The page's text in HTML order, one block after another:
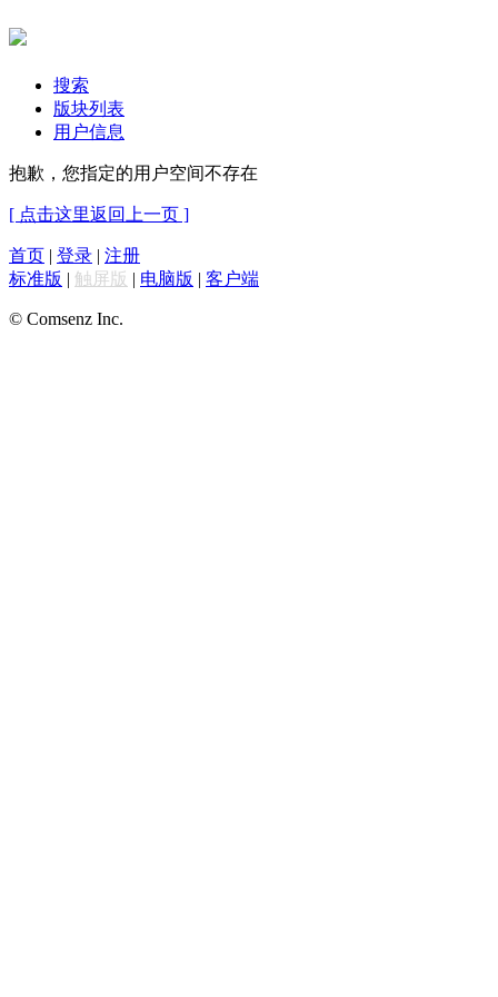
搜索
版块列表
用户信息
抱歉，您指定的用户空间不存在
[ 点击这里返回上一页 ]
首页 | 登录 | 注册
标准版 | 触屏版 | 电脑版 | 客户端
© Comsenz Inc.